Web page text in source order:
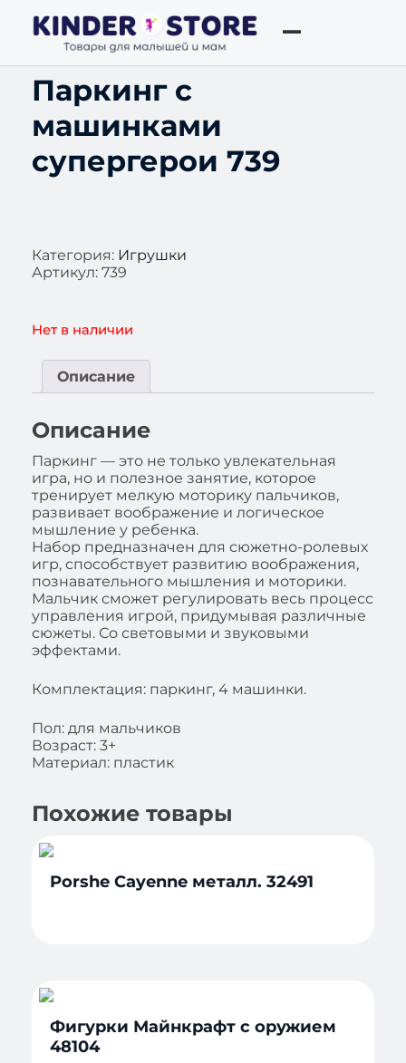
Паркинг с
машинками
супергерои 739
Категория: Игрушки
Артикул: 739
Нет в наличии
Описание
Описание
Паркинг — это не только увлекательная
игра, но и полезное занятие, которое
тренирует мелкую моторику пальчиков,
развивает воображение и логическое
мышление у ребенка.
Набор предназначен для сюжетно-ролевых
игр, способствует развитию воображения,
познавательного мышления и моторики.
Мальчик сможет регулировать весь процесс
управления игрой, придумывая различные
сюжеты. Со световыми и звуковыми
эффектами.
Комплектация: паркинг, 4 машинки.
Пол: для мальчиков
Возраст: 3+
Материал: пластик
Похожие товары
Porshe Cayenne металл. 32491
Фигурки Майнкрафт с оружием
48104